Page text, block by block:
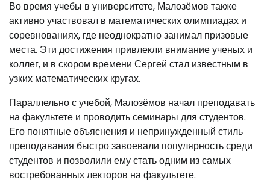
Во время учебы в университете, Малозёмов также
активно участвовал в математических олимпиадах и
соревнованиях, где неоднократно занимал призовые
места. Эти достижения привлекли внимание ученых и
коллег, и в скором времени Сергей стал известным в
узких математических кругах.
Параллельно с учебой, Малозёмов начал преподавать
на факультете и проводить семинары для студентов.
Его понятные объяснения и непринужденный стиль
преподавания быстро завоевали популярность среди
студентов и позволили ему стать одним из самых
востребованных лекторов на факультете.